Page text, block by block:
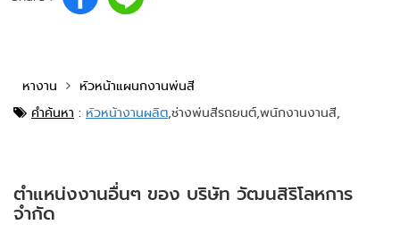
หางาน
หัวหน้าแผนกงานพ่นสี
คำค้นหา : หัวหน้างานผลิต,ช่างพ่นสีรถยนต์,พนักงานงานสี,
ตำแหน่งงานอื่นๆ ของ บริษัท วัฒนสิริโลหการ
จำกัด